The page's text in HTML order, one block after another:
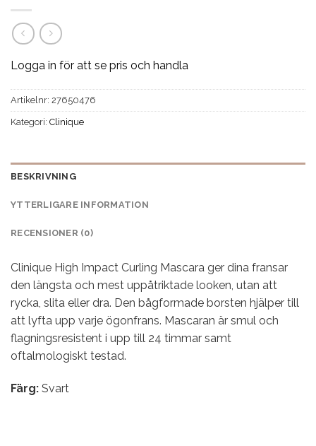
Logga in för att se pris och handla
Artikelnr: 27650476
Kategori: Clinique
BESKRIVNING
YTTERLIGARE INFORMATION
RECENSIONER (0)
Clinique High Impact Curling Mascara ger dina fransar
den längsta och mest uppåtriktade looken, utan att
rycka, slita eller dra. Den bågformade borsten hjälper till
att lyfta upp varje ögonfrans. Mascaran är smul och
flagningsresistent i upp till 24 timmar samt
oftalmologiskt testad.
Färg: Svart